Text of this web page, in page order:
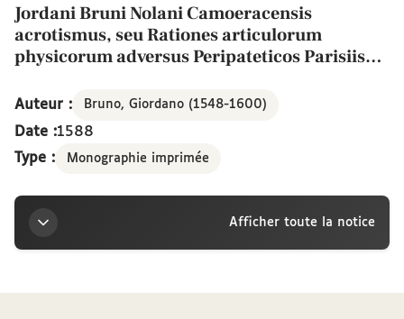
Jordani Bruni Nolani Camoeracensis
acrotismus, seu Rationes articulorum
physicorum adversus Peripateticos Parisiis
Auteur : Bruno, Giordano (1548-1600)
Date :1588
Type :
Monographie imprimée
Afficher toute la notice
Titre